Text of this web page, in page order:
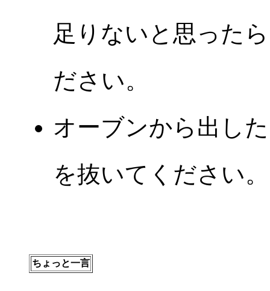
足りないと思った
ださい。
オーブンから出し
を抜いてください。
ちょっと一言